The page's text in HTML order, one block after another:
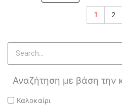
Αναζήτηση με βάση την
Καλοκαίρι
1 2